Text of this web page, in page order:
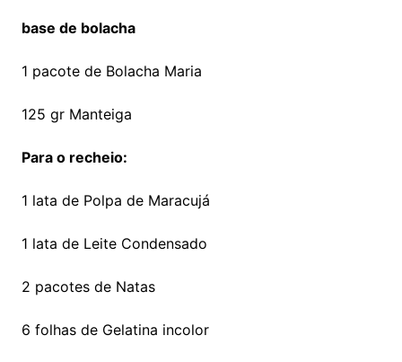
base de bolacha
1 pacote de Bolacha Maria
125 gr Manteiga
Para o recheio:
1 lata de Polpa de Maracujá
1 lata de Leite Condensado
2 pacotes de Natas
6 folhas de Gelatina incolor